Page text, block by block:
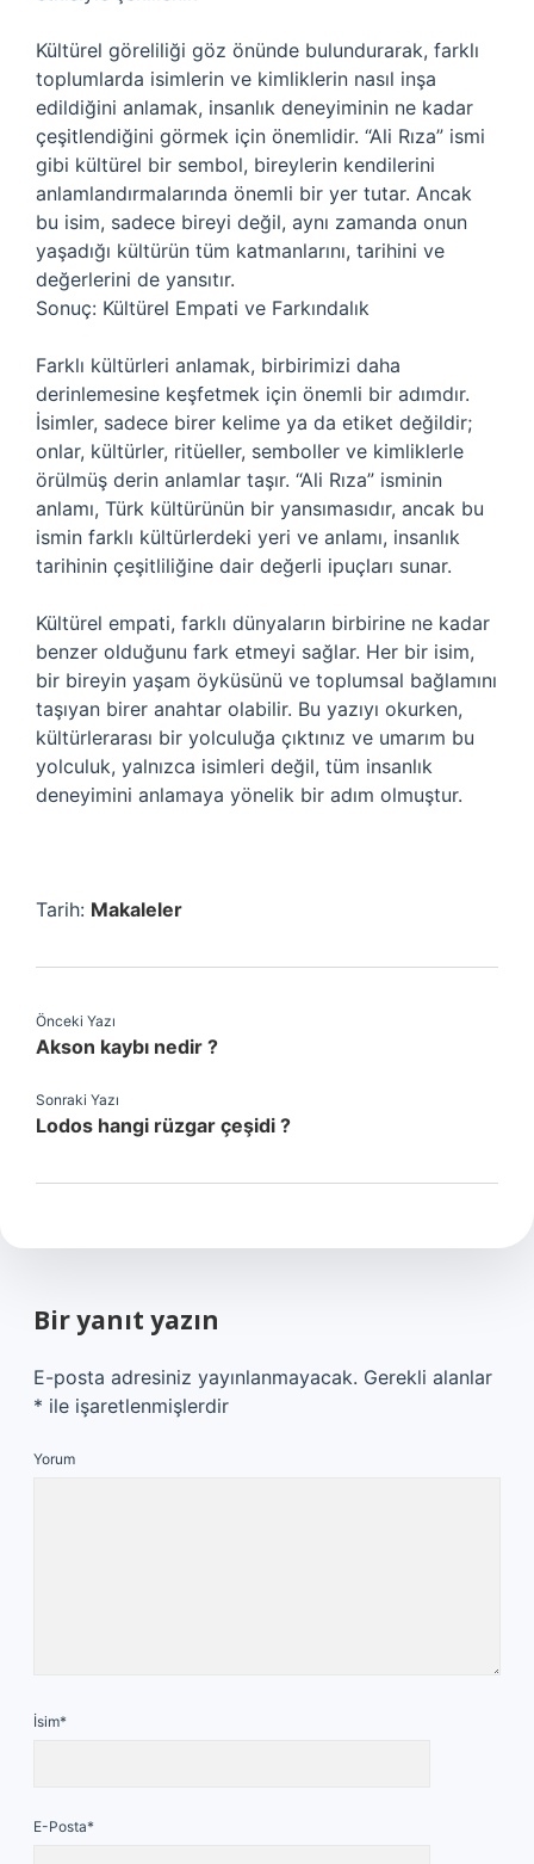
Kültürel göreliliği göz önünde bulundurarak, farklı
toplumlarda isimlerin ve kimliklerin nasıl inşa
edildiğini anlamak, insanlık deneyiminin ne kadar
çeşitlendiğini görmek için önemlidir. “Ali Rıza” ismi
gibi kültürel bir sembol, bireylerin kendilerini
anlamlandırmalarında önemli bir yer tutar. Ancak
bu isim, sadece bireyi değil, aynı zamanda onun
yaşadığı kültürün tüm katmanlarını, tarihini ve
değerlerini de yansıtır.
Sonuç: Kültürel Empati ve Farkındalık
Farklı kültürleri anlamak, birbirimizi daha
derinlemesine keşfetmek için önemli bir adımdır.
İsimler, sadece birer kelime ya da etiket değildir;
onlar, kültürler, ritüeller, semboller ve kimliklerle
örülmüş derin anlamlar taşır. “Ali Rıza” isminin
anlamı, Türk kültürünün bir yansımasıdır, ancak bu
ismin farklı kültürlerdeki yeri ve anlamı, insanlık
tarihinin çeşitliliğine dair değerli ipuçları sunar.
Kültürel empati, farklı dünyaların birbirine ne kadar
benzer olduğunu fark etmeyi sağlar. Her bir isim,
bir bireyin yaşam öyküsünü ve toplumsal bağlamını
taşıyan birer anahtar olabilir. Bu yazıyı okurken,
kültürlerarası bir yolculuğa çıktınız ve umarım bu
yolculuk, yalnızca isimleri değil, tüm insanlık
deneyimini anlamaya yönelik bir adım olmuştur.
Tarih: Makaleler
Önceki Yazı
Akson kaybı nedir ?
Sonraki Yazı
Lodos hangi rüzgar çeşidi ?
Bir yanıt yazın
E-posta adresiniz yayınlanmayacak. Gerekli alanlar
* ile işaretlenmişlerdir
Yorum
İsim*
E-Posta*